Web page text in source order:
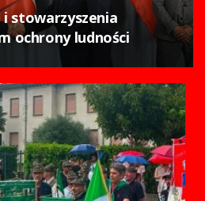
stowarzyszenia
ochrony ludności